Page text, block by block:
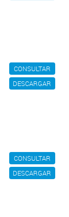
CONSULTAR
DESCARGAR
CONSULTAR
DESCARGAR